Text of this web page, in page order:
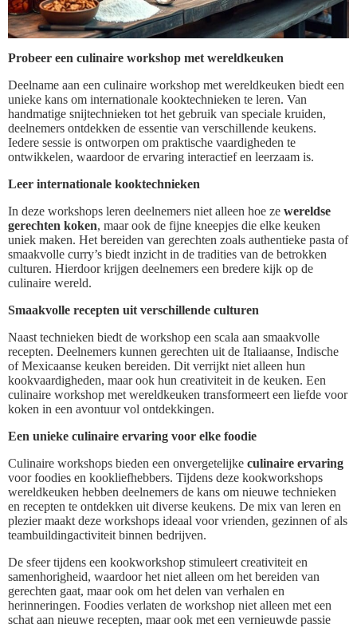
Probeer een culinaire workshop met wereldkeuken
Deelname aan een culinaire workshop met wereldkeuken biedt een
unieke kans om internationale kooktechnieken te leren. Van
handmatige snijtechnieken tot het gebruik van speciale kruiden,
deelnemers ontdekken de essentie van verschillende keukens.
Iedere sessie is ontworpen om praktische vaardigheden te
ontwikkelen, waardoor de ervaring interactief en leerzaam is.
Leer internationale kooktechnieken
In deze workshops leren deelnemers niet alleen hoe ze wereldse
gerechten koken, maar ook de fijne kneepjes die elke keuken
uniek maken. Het bereiden van gerechten zoals authentieke pasta of
smaakvolle curry’s biedt inzicht in de tradities van de betrokken
culturen. Hierdoor krijgen deelnemers een bredere kijk op de
culinaire wereld.
Smaakvolle recepten uit verschillende culturen
Naast technieken biedt de workshop een scala aan smaakvolle
recepten. Deelnemers kunnen gerechten uit de Italiaanse, Indische
of Mexicaanse keuken bereiden. Dit verrijkt niet alleen hun
kookvaardigheden, maar ook hun creativiteit in de keuken. Een
culinaire workshop met wereldkeuken transformeert een liefde voor
koken in een avontuur vol ontdekkingen.
Een unieke culinaire ervaring voor elke foodie
Culinaire workshops bieden een onvergetelijke culinaire ervaring
voor foodies en kookliefhebbers. Tijdens deze kookworkshops
wereldkeuken hebben deelnemers de kans om nieuwe technieken
en recepten te ontdekken uit diverse keukens. De mix van leren en
plezier maakt deze workshops ideaal voor vrienden, gezinnen of als
teambuildingactiviteit binnen bedrijven.
De sfeer tijdens een kookworkshop stimuleert creativiteit en
samenhorigheid, waardoor het niet alleen om het bereiden van
gerechten gaat, maar ook om het delen van verhalen en
herinneringen. Foodies verlaten de workshop niet alleen met een
schat aan nieuwe recepten, maar ook met een vernieuwde passie